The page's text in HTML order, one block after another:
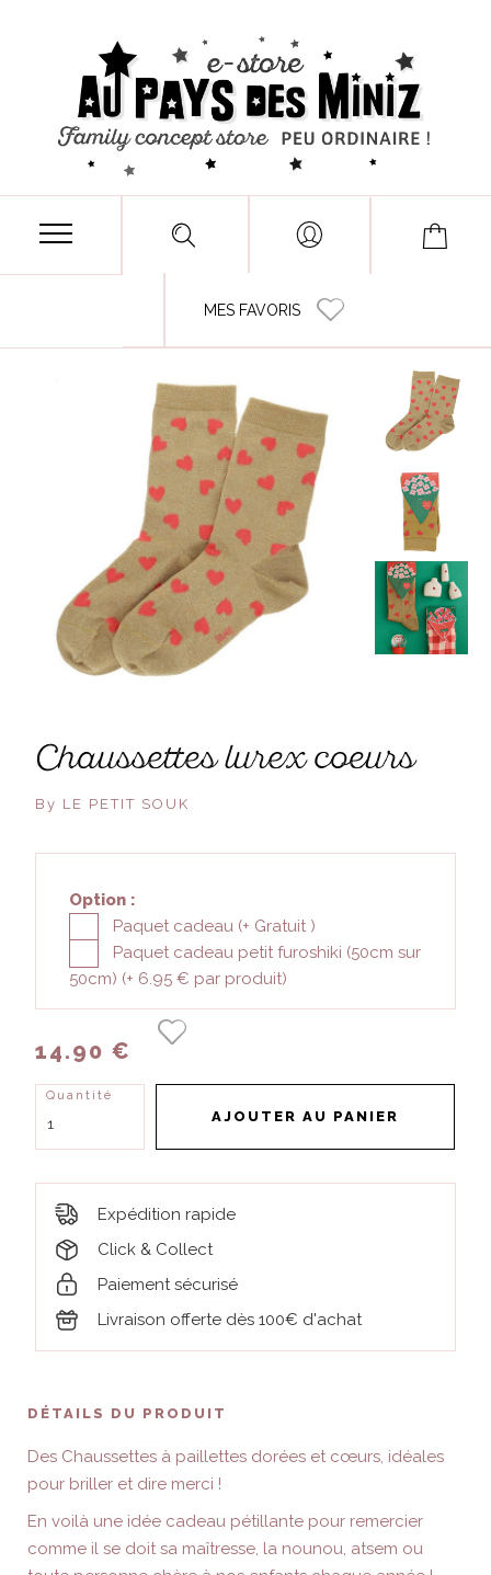
MES FAVORIS
chaussettes lurex coeurs
By LE PETIT SOUK
Option :
Paquet cadeau (+ Gratuit )
Paquet cadeau petit furoshiki (50cm sur
50cm) (+ 6.95 € par produit)
14.90 €
Quantité
AJOUTER AU PANIER
Expédition rapide
Click & Collect
Paiement sécurisé
Livraison offerte dès 100€ d'achat
DÉTAILS DU PRODUIT
Des Chaussettes à paillettes dorées et cœurs, idéales
pour briller et dire merci !
En voilà une idée cadeau pétillante pour remercier
comme il se doit sa maîtresse, la nounou, atsem ou